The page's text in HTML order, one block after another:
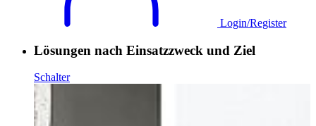
Login/Register
Lösungen nach Einsatzzweck und Ziel
Schalter